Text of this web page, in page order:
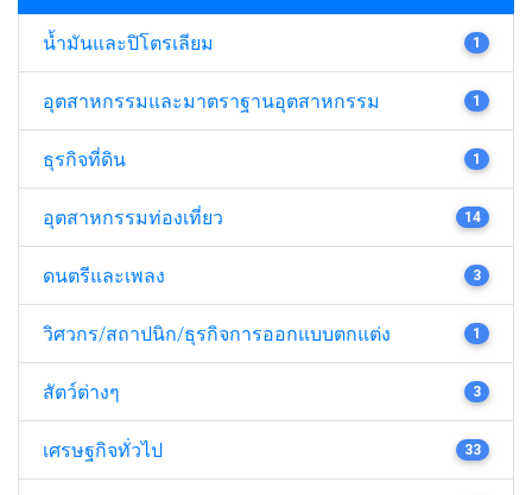
น้ำมันและปิโตรเลียม 1
อุตสาหกรรมและมาตราฐานอุตสาหกรรม 1
ธุรกิจที่ดิน 1
อุตสาหกรรมท่องเที่ยว 14
ดนตรีและเพลง 3
วิศวกร/สถาปนิก/ธุรกิจการออกแบบตกแต่ง 1
สัตว์ต่างๆ 3
เศรษฐกิจทั่วไป 33